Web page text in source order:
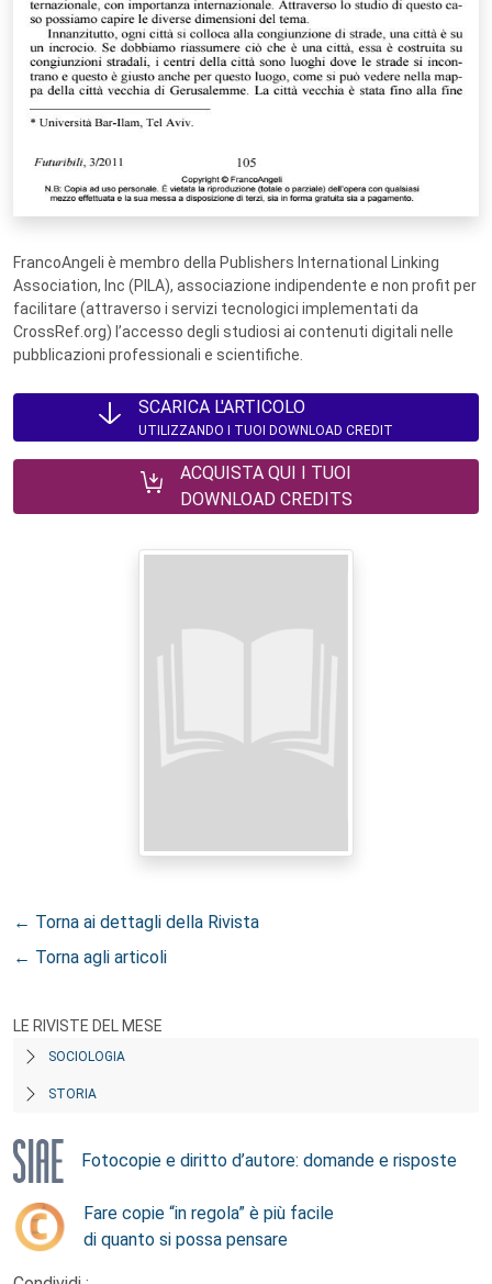
FrancoAngeli è membro della Publishers International Linking
Association, Inc (PILA), associazione indipendente e non profit per
facilitare (attraverso i servizi tecnologici implementati da
CrossRef.org) l’accesso degli studiosi ai contenuti digitali nelle
pubblicazioni professionali e scientifiche.
SCARICA L'ARTICOLO
UTILIZZANDO I TUOI DOWNLOAD CREDIT
ACQUISTA QUI I TUOI
DOWNLOAD CREDITS
← Torna ai dettagli della Rivista
← Torna agli articoli
LE RIVISTE DEL MESE
SOCIOLOGIA
STORIA
Fotocopie e diritto d’autore: domande e risposte
Fare copie “in regola” è più facile
di quanto si possa pensare